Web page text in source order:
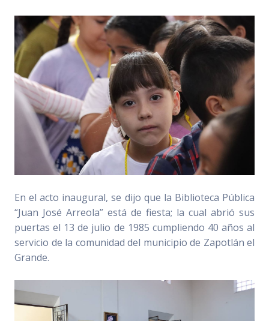
En el acto inaugural, se dijo que la Biblioteca Pública
“Juan José Arreola” está de fiesta; la cual abrió sus
puertas el 13 de julio de 1985 cumpliendo 40 años al
servicio de la comunidad del municipio de Zapotlán el
Grande.